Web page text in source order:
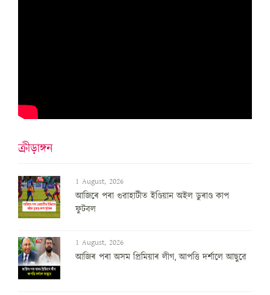
ক্ৰীড়াঙ্গন
1 August, 2026
আজিৰে পৰা গুৱাহাটীত ইণ্ডিয়ান অইল ডুৰাণ্ড কাপ
ফুটবল
1 August, 2026
আজিৰ পৰা অসম প্ৰিমিয়াৰ লীগ, আপত্তি দৰ্শালে আছুৱে